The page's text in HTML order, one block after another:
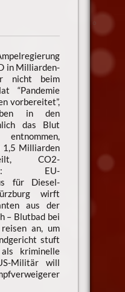
in Milliarden-
nicht beim
“Pandemie
vorbereitet”,
in den
das Blut
1,5 Milliarden
CO2-
EU-
für Diesel-
wirft
aus der
– Blutbad bei
an, um
stuft
kriminelle
Militär will